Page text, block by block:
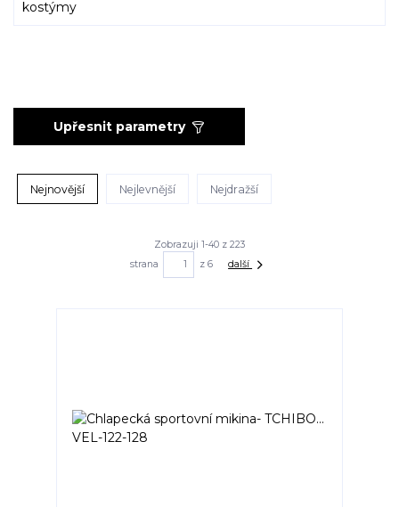
Upřesnit parametry
Nejnovější Nejlevnější Nejdražší
Zobrazuji 1-40 z 223
strana
z 6 další